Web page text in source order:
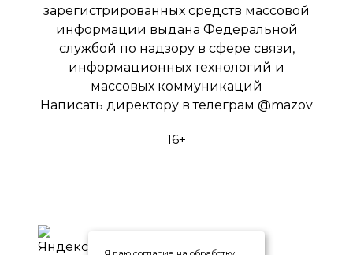
зарегистрированных средств массовой
информации выдана Федеральной
службой по надзору в сфере связи,
информационных технологий и
массовых коммуникаций
Написать директору в телеграм @mazov
16+